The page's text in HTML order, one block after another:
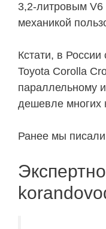
3,2-литровым V6
механикой
Кстати, в России
Toyota Corolla
параллельному
дешевле многих
Ранее мы